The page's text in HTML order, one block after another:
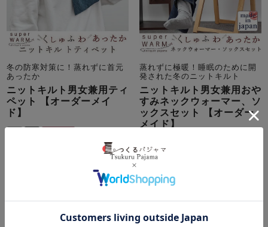
冬の防寒対策に！蒸れずに首元
あったか
ニットキルト男女兼用ティ
ペット 【オーダーメイ
ド】
3.00（
蒸れずに極暖！睡眠のために開
発された冬のニットキルト
ニットキルト男女兼用おや
すみネックウォーマー、ソ
ックスセット 【オーダー
メイド】
冬 綿
8,910
4.50（2）
詳細を見る